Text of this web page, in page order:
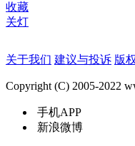
收藏
关灯
关于我们 建议与投诉 版
Copyright (C) 2005-2022
手机APP
新浪微博